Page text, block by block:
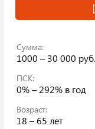
Сумма:
1000 – 30 000 руб.
ПСК:
0% – 292% в год
Возраст:
18 – 65 лет